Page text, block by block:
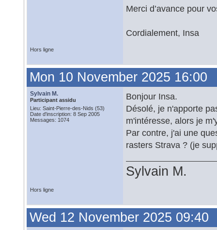
Merci d’avance pour
Cordialement, Insa
Hors ligne
Mon 10 November 2025 16:00
Sylvain M.
Participant assidu
Lieu: Saint-Pierre-des-Nids (53)
Date d'inscription: 8 Sep 2005
Messages: 1074
Bonjour Insa.
Désolé, je n'apporte
m'intéresse, alors je
Par contre, j'ai une
rasters Strava ? (je
Sylvain M.
Hors ligne
Wed 12 November 2025 09:40